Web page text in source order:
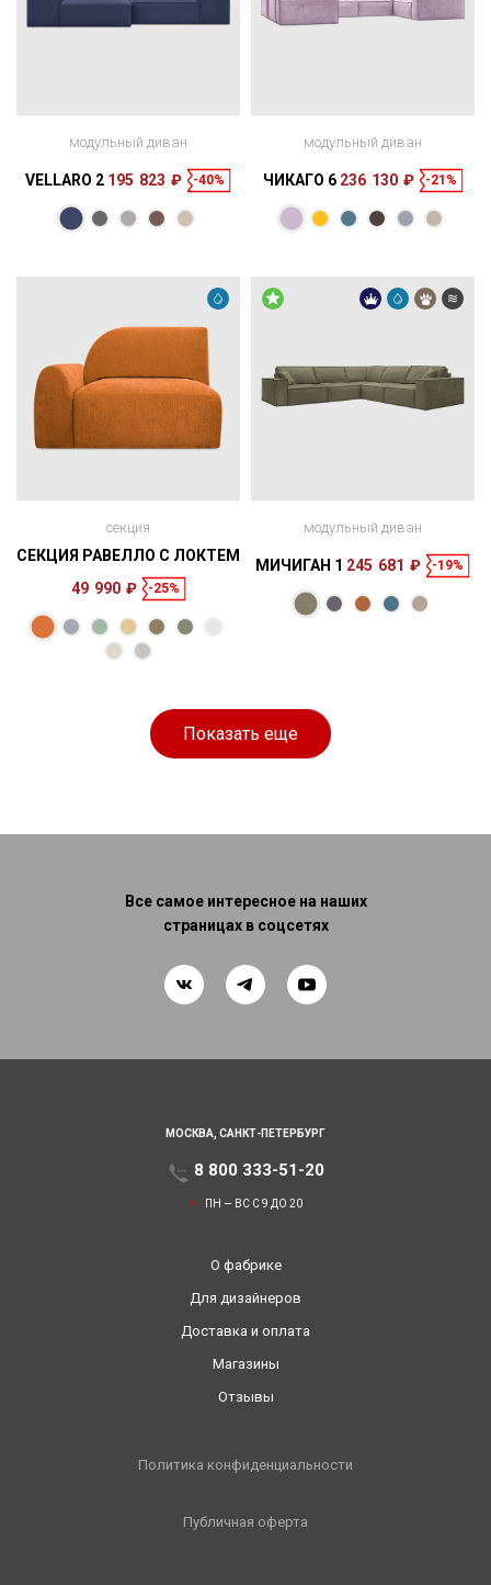
Размеры
298 × 140 × 65
модульный диван
VELLARO 2 195 823 ₽ -40%
модульный диван
ЧИКАГО 6 236 130 ₽ -21%
Размеры
128 × 84 × 125
Спальное
165 × 100 см
секция
СЕКЦИЯ РАВЕЛЛО С ЛОКТЕМ
49 990 ₽
-25%
модульный диван
МИЧИГАН 1 245 681 ₽ -19%
Показать еще
Все самое интересное на наших
страницах в соцсетях
МОСКВА, САНКТ-ПЕТЕРБУРГ
8 800 333-51-20
ПН — ВС С 9 ДО 20
О фабрике
Для дизайнеров
Доставка и оплата
Магазины
Отзывы
Политика конфиденциальности
Публичная оферта